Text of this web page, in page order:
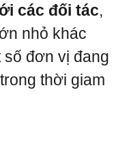
các đối tác,
nhỏ khác
đơn vị đang
thời giam